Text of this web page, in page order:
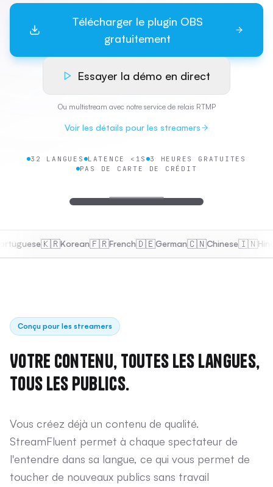
Pricing
Basic: $9.99/month — 10 hours, up to 2 languages, custom
Starter: $27.99/month — 25 hours, up to 3 languages, multi-
Pro: $67.99/month — 80 hours, up to 7 languages, live voice
Scale: $249.99/month — 250 hours, 15+ languages,
Télécharger le plugin OBS
gratuitement
Essayer la démo en direct
Ou multistream avec notre service de relais RTMP
Voir les détails pour les streamers
32 LANGUES LATENCE <1S 3 HEURES GRATUITES
PAS DE CARTE DE CRÉDIT
🇰🇷Korean🇫🇷French🇩🇪German🇨🇳Chinese🇮🇳 Hindi
Conçu pour les streamers
Votre contenu, toutes les langues,
tous les publics.
Vous créez déjà un contenu de qualité.
StreamFluent permet à chaque spectateur de
l'entendre dans sa langue, ce qui vous permet de
toucher de nouveaux publics sans travail